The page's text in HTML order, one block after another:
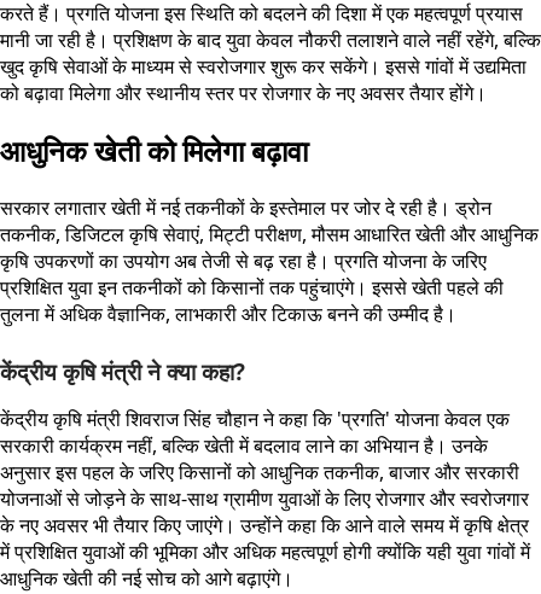
करते हैं। प्रगति योजना इस स्थिति को बदलने की दिशा में एक महत्वपूर्ण प्रयास
मानी जा रही है। प्रशिक्षण के बाद युवा केवल नौकरी तलाशने वाले नहीं रहेंगे, बल्कि
खुद कृषि सेवाओं के माध्यम से स्वरोजगार शुरू कर सकेंगे। इससे गांवों में उद्यमिता
को बढ़ावा मिलेगा और स्थानीय स्तर पर रोजगार के नए अवसर तैयार होंगे।
आधुनिक खेती को मिलेगा बढ़ावा
सरकार लगातार खेती में नई तकनीकों के इस्तेमाल पर जोर दे रही है। ड्रोन
तकनीक, डिजिटल कृषि सेवाएं, मिट्टी परीक्षण, मौसम आधारित खेती और आधुनिक
कृषि उपकरणों का उपयोग अब तेजी से बढ़ रहा है। प्रगति योजना के जरिए
प्रशिक्षित युवा इन तकनीकों को किसानों तक पहुंचाएंगे। इससे खेती पहले की
तुलना में अधिक वैज्ञानिक, लाभकारी और टिकाऊ बनने की उम्मीद है।
केंद्रीय कृषि मंत्री ने क्या कहा?
केंद्रीय कृषि मंत्री शिवराज सिंह चौहान ने कहा कि 'प्रगति' योजना केवल एक
सरकारी कार्यक्रम नहीं, बल्कि खेती में बदलाव लाने का अभियान है। उनके
अनुसार इस पहल के जरिए किसानों को आधुनिक तकनीक, बाजार और सरकारी
योजनाओं से जोड़ने के साथ-साथ ग्रामीण युवाओं के लिए रोजगार और स्वरोजगार
के नए अवसर भी तैयार किए जाएंगे। उन्होंने कहा कि आने वाले समय में कृषि क्षेत्र
में प्रशिक्षित युवाओं की भूमिका और अधिक महत्वपूर्ण होगी क्योंकि यही युवा गांवों में
आधुनिक खेती की नई सोच को आगे बढ़ाएंगे।